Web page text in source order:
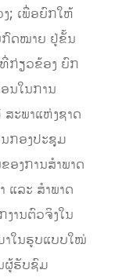
; ເພື່ອຍົກໃຫ້
ກົດໝາຍ ຢູ່ຂັ້ນ
ກ່ຽວຂ້ອງ ຍົກ
ນໃນການ
ະພາແຫ່ງຊາດ
ກອງປະຊຸມ
ອງການສຳພາດ
ແລະ ສຳພາດ
ານຕົວຈິງໃນ
າໃນຮູບແບບໃໝ່
ຜູ້ຮັບຊົມ